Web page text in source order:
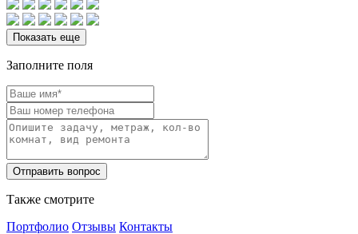
Показать еще
Заполните поля
Также смотрите
Портфолио Отзывы Контакты